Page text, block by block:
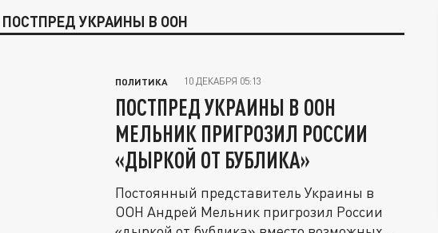
УКРАИНЫ В ООН
ПОЛИТИКА 10 ДЕКАБРЯ 05:13
ПОСТПРЕД УКРАИНЫ В ООН
МЕЛЬНИК ПРИГРОЗИЛ РОССИИ
«ДЫРКОЙ ОТ БУБЛИКА»
Постоянный представитель Украины в
ООН Андрей Мельник пригрозил России